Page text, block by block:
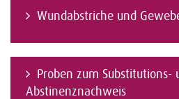
Wundabstriche und
Proben zum Substitutions-
Abstinenznachweis